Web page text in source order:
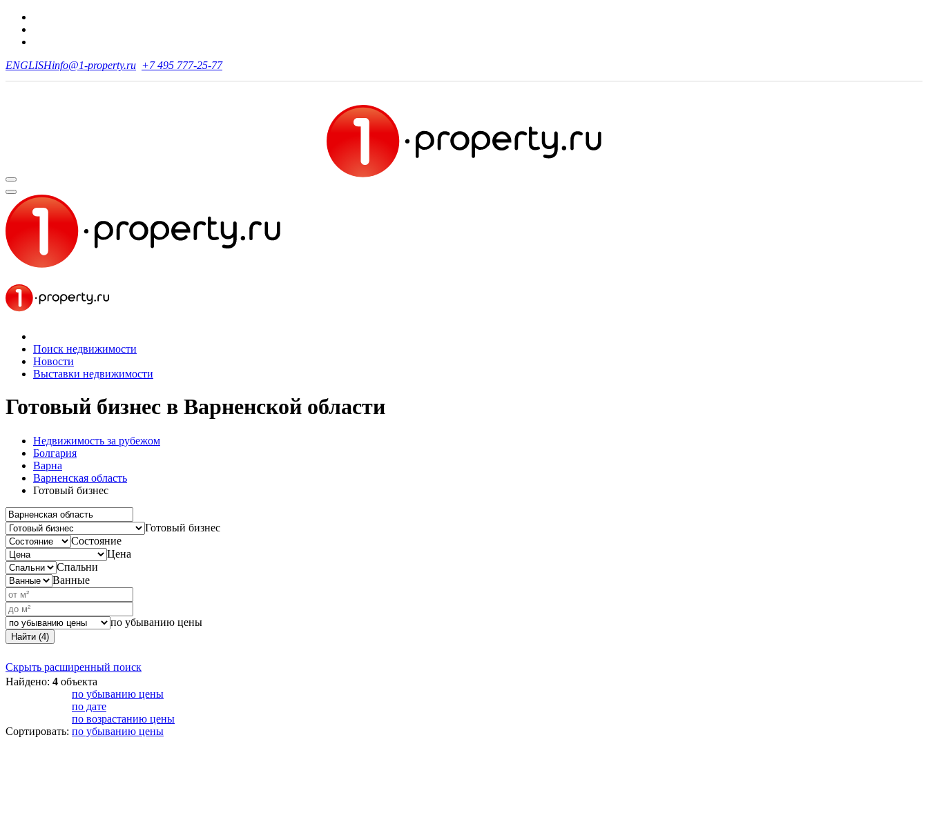
ENGLISHinfo@1-property.ru +7 495 777-25-77
Поиск недвижимости
Новости
Выставки недвижимости
Готовый бизнес в Варненской области
Недвижимость за рубежом
Болгария
Варна
Варненская область
Готовый бизнес
Готовый бизнес
Состояние
Цена
Спальни
Ванные
по убыванию цены
Найти (4)
Скрыть расширенный поиск
Найдено: 4 объекта
Сортировать:
по убыванию цены
по дате
по возрастанию цены
по убыванию цены